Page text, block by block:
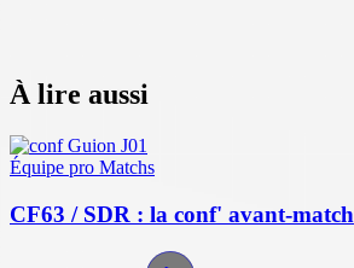
À lire aussi
Équipe pro Matchs
CF63 / SDR : la conf' avant-match